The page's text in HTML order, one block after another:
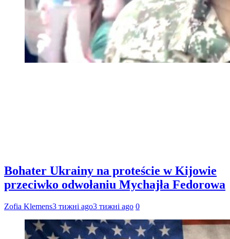
Bohater Ukrainy na proteście w Kijowie
przeciwko odwołaniu Mychajła Fedorowa
Zofia Klemens3 тижні ago3 тижні ago 0